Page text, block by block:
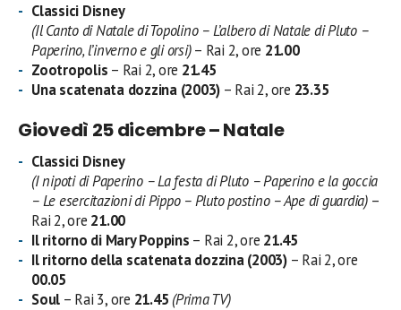
Classici Disney
(Il Canto di Natale di Topolino – L’albero di Natale di Pluto –
Paperino, l’inverno e gli orsi)– Rai 2, ore 21.00
Zootropolis – Rai 2, ore 21.45
Una scatenata dozzina (2003) – Rai 2, ore 23.35
Giovedì 25 dicembre – Natale
Classici Disney
(I nipoti di Paperino – La festa di Pluto – Paperino e la goccia
– Le esercitazioni di Pippo – Pluto postino – Ape di guardia)–
Rai 2, ore 21.00
Il ritorno di Mary Poppins – Rai 2, ore 21.45
Il ritorno della scatenata dozzina (2003)– Rai 2, ore
00.05
Soul – Rai 3, ore 21.45 (Prima TV)